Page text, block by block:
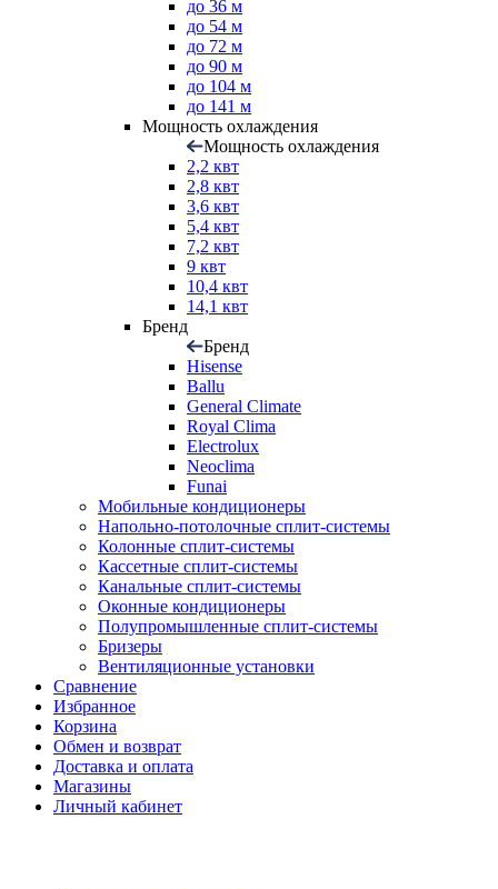
до 36 м
до 54 м
до 72 м
до 90 м
до 104 м
до 141 м
Мощность охлаждения
Мощность охлаждения
2,2 квт
2,8 квт
3,6 квт
5,4 квт
7,2 квт
9 квт
10,4 квт
14,1 квт
Бренд
Бренд
Hisense
Ballu
General Climate
Royal Clima
Electrolux
Neoclima
Funai
Мобильные кондиционеры
Напольно-потолоч​ные ​сплит-системы
Колонные ​​сплит-системы
Кассетные сплит-системы
Канальные сплит-системы
Оконные кондиционеры
Полупромышленные сплит-системы
Бризеры
Вентиляционные установки
Сравнение
Избранное
Корзина
Обмен и возврат
Доставка и оплата
Магазины
Личный кабинет